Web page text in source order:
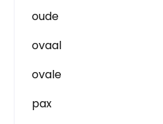
oude
ovaal
ovale
pax